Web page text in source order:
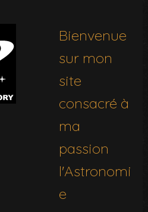
Bienvenue
sur mon
site
consacré à
ma
passion
l'Astronomi
e